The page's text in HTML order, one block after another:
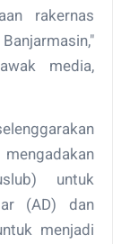
rakernas
media,
untuk
(AD) dan
menjadi